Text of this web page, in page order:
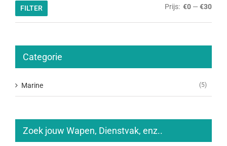
Min.
Max.
FILTER Prijs: €0 — €30
Categorie
Marine (5)
Zoek jouw Wapen, Dienstvak, enz..